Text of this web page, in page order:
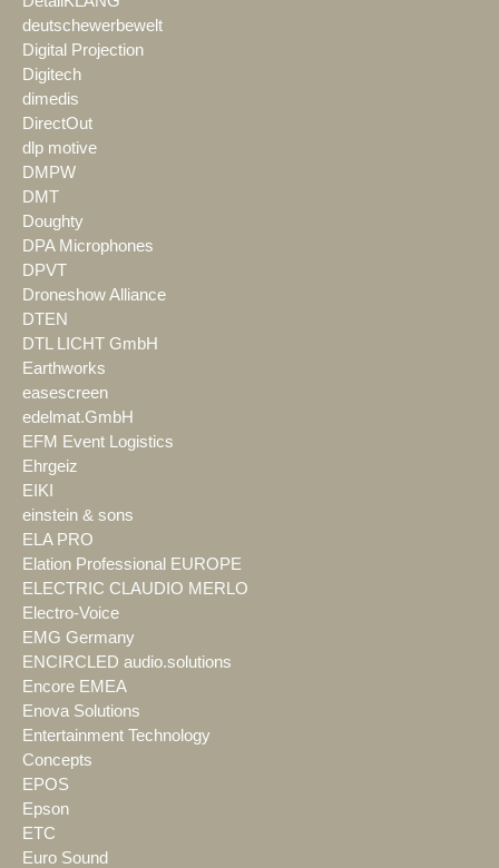
deutschewerbewelt
Digital Projection
Digitech
dimedis
DirectOut
dlp motive
DMPW
DMT
Doughty
DPA Microphones
DPVT
Droneshow Alliance
DTEN
DTL LICHT GmbH
Earthworks
easescreen
edelmat.GmbH
EFM Event Logistics
Ehrgeiz
EIKI
einstein & sons
ELA PRO
Elation Professional EUROPE
ELECTRIC CLAUDIO MERLO
Electro-Voice
EMG Germany
ENCIRCLED audio.solutions
Encore EMEA
Enova Solutions
Entertainment Technology
Concepts
EPOS
Epson
ETC
Euro Sound